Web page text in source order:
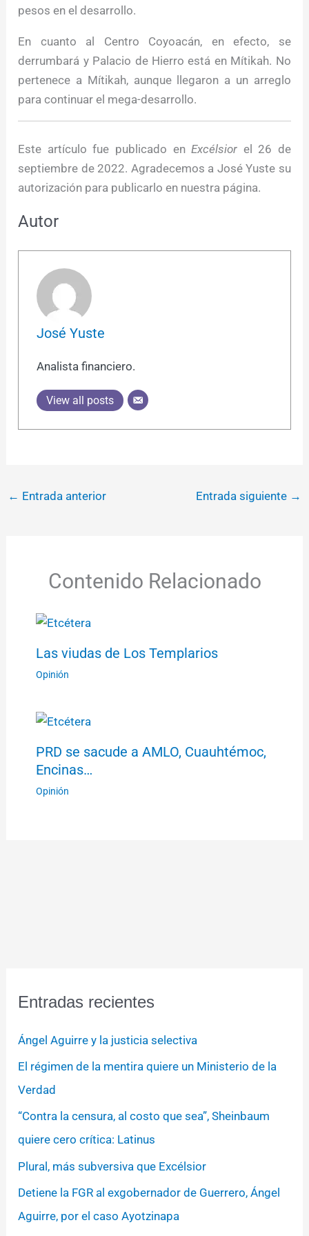
pesos en el desarrollo.
En cuanto al Centro Coyoacán, en efecto, se
derrumbará y Palacio de Hierro está en Mítikah. No
pertenece a Mítikah, aunque llegaron a un arreglo
para continuar el mega-desarrollo.
Este artículo fue publicado enExcélsior el 26 de
septiembre de 2022. Agradecemos a José Yuste su
autorización para publicarlo en nuestra página.
Autor
José Yuste
Analista financiero.
View all posts
← Entrada anterior Entrada siguiente →
Contenido Relacionado
Las viudas de Los Templarios
Opinión
PRD se sacude a AMLO, Cuauhtémoc,
Encinas…
Opinión
Entradas recientes
Ángel Aguirre y la justicia selectiva
El régimen de la mentira quiere un Ministerio de la
Verdad
“Contra la censura, al costo que sea”, Sheinbaum
quiere cero crítica: Latinus
Plural, más subversiva que Excélsior
Detiene la FGR al exgobernador de Guerrero, Ángel
Aguirre, por el caso Ayotzinapa